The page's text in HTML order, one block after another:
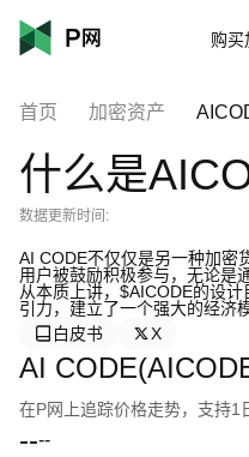
购
首页 加密资产
什么是
数据更新时间:
AI CODE不仅仅是另一种加密
用户被鼓励积极参与，无论是
从本质上讲，$AICODE的设
引力，建立了一个强大的经济
白皮书
X
AI
在P网上追踪价格走势，支持
----